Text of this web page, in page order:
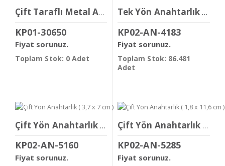
Çift Taraflı Metal Anahtarlık
KP01-30650
Fiyat sorunuz.
Toplam Stok: 0 Adet
Tek Yön Anahtarlık ( 1 x 8,5 cm )
KP02-AN-4183
Fiyat sorunuz.
Toplam Stok: 86.481
Adet
Çift Yön Anahtarlık ( 3,7 x 7 cm )
KP02-AN-5160
Fiyat sorunuz.
Çift Yön Anahtarlık ( 1,8 x 11,6 cm )
KP02-AN-5285
Fiyat sorunuz.